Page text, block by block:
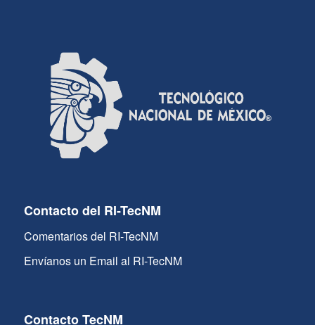
Contacto del RI-TecNM
Comentarios del RI-TecNM
Envíanos un Email al RI-TecNM
Contacto TecNM